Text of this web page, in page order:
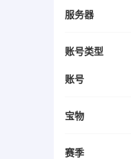
服务器
账号类型
账号
宝物
赛季